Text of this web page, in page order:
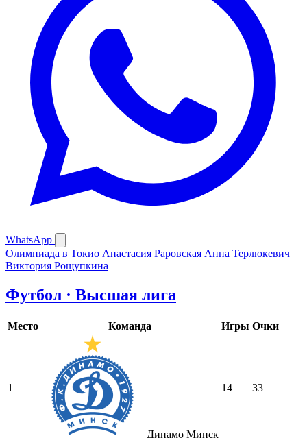
WhatsApp
Олимпиада в Токио Анастасия Раровская Анна Терлюкевич
Виктория Рощупкина
Футбол · Высшая лига
Место Команда Игры Очки
1
Динамо Минск
14 33